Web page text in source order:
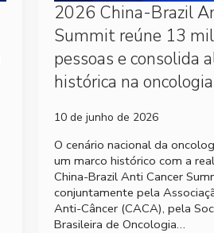
2026 China-Brazil
Summit reúne 13
pessoas e consolida
histórica na
10 de junho de 2026
O cenário nacional da
um marco histórico com a
China-Brazil Anti Cancer
conjuntamente pela
Anti-Câncer (CACA), pela
Brasileira de Oncologia…